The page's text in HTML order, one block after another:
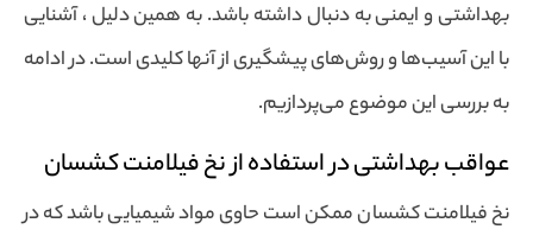
بهداشتی و ایمنی به دنبال داشته باشد. به همین دلیل ، آشنایی
با این آسیب‌ها و روش‌های پیشگیری از آنها کلیدی است. در ادامه
به بررسی این موضوع می‌پردازیم.
عواقب بهداشتی در استفاده از نخ فیلامنت کشسان
نخ فیلامنت کشسان ممکن است حاوی مواد شیمیایی باشد که در